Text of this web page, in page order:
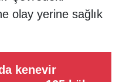
olay yerine sağlık
kenevir